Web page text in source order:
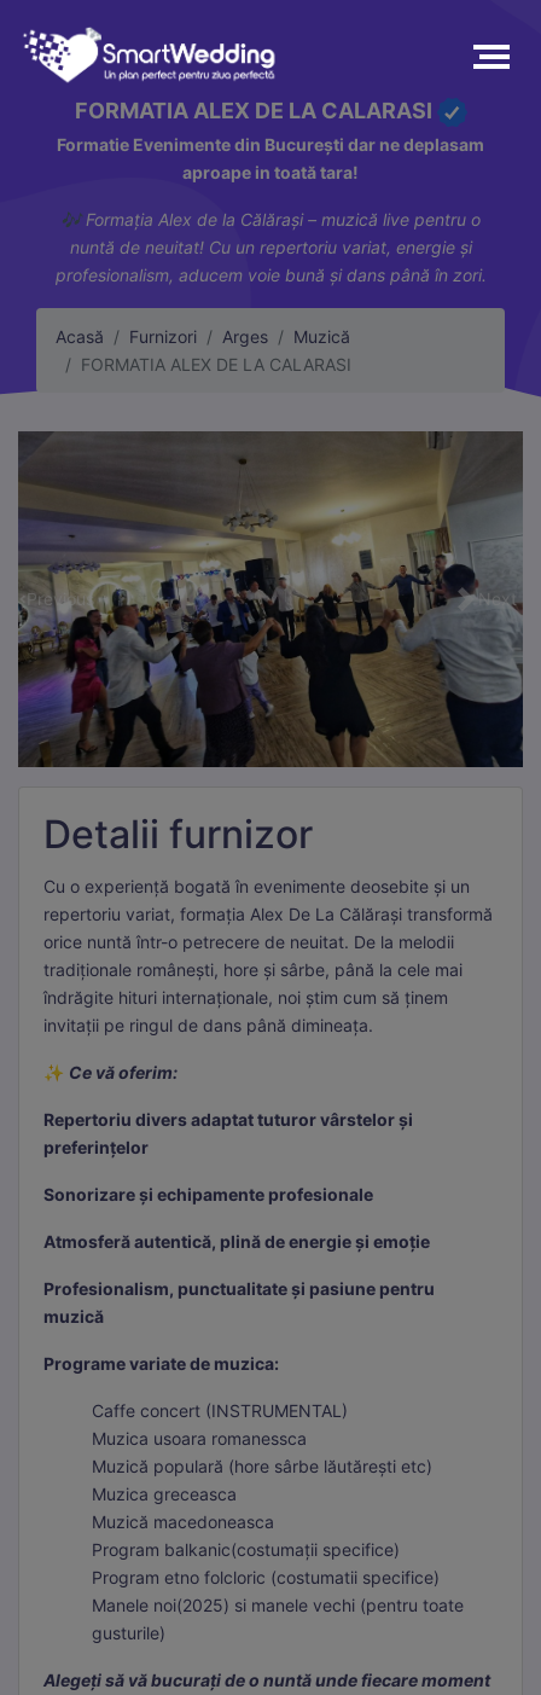
FORMATIA ALEX DE LA CALARASI
Formatie Evenimente din București dar ne deplasam
aproape in toată tara!
🎶 Formația Alex de la Călărași – muzică live pentru o
nuntă de neuitat! Cu un repertoriu variat, energie și
profesionalism, aducem voie bună și dans până în zori.
Acasă Furnizori Arges
Muzică
FORMATIA ALEX DE LA CALARASI
Previous Next
Detalii furnizor
Cu o experiență bogată în evenimente deosebite și un
repertoriu variat, formația Alex De La Călărași transformă
orice nuntă într-o petrecere de neuitat. De la melodii
tradiționale românești, hore și sârbe, până la cele mai
îndrăgite hituri internaționale, noi știm cum să ținem
invitații pe ringul de dans până dimineața.
✨ Ce vă oferim:
Repertoriu divers adaptat tuturor vârstelor și
preferințelor
Sonorizare și echipamente profesionale
Atmosferă autentică, plină de energie și emoție
Profesionalism, punctualitate și pasiune pentru
muzică
Programe variate de muzica:
Caffe concert (INSTRUMENTAL)
Muzica usoara romanessca
Muzică populară (hore sârbe lăutărești etc)
Muzica greceasca
Muzică macedoneasca
Program balkanic(costumații specifice)
Program etno folcloric (costumatii specifice)
Manele noi(2025) si manele vechi (pentru toate
gusturile)
Alegeți să vă bucurați de o nuntă unde fiecare moment